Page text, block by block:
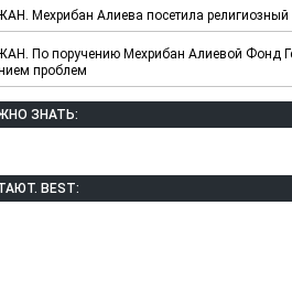
Мехрибан Алиева посетила религиозный
По поручению Мехрибан Алиевой Фонд
проблем
ЗНАТЬ:
BEST: